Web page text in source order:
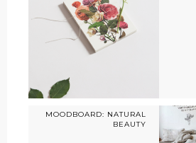
MOODBOARD: NATURAL
BEAUTY